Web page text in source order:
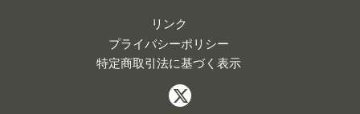
リンク
プライバシーポリシー
特定商取引法に基づく表示